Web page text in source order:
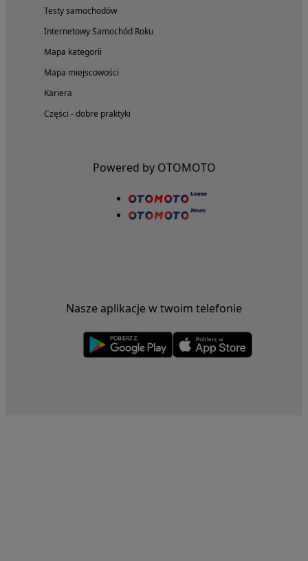
Testy samochodów
Internetowy Samochód Roku
Mapa kategorii
Mapa miejscowości
Kariera
Części - dobre praktyki
Powered by OTOMOTO
Nasze aplikacje w twoim telefonie